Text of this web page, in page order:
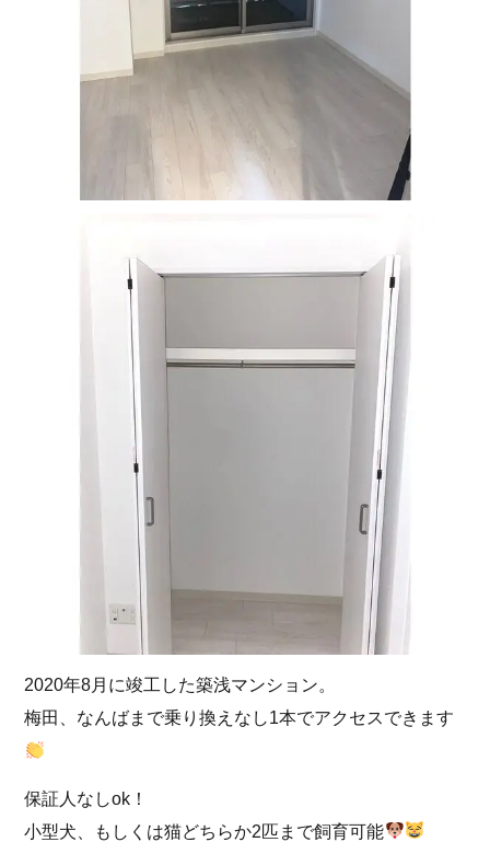
2020年8月に竣工した築浅マンション。
梅田、なんばまで乗り換えなし1本でアクセスできます
保証人なしok！
小型犬、もしくは猫どちらか2匹まで飼育可能